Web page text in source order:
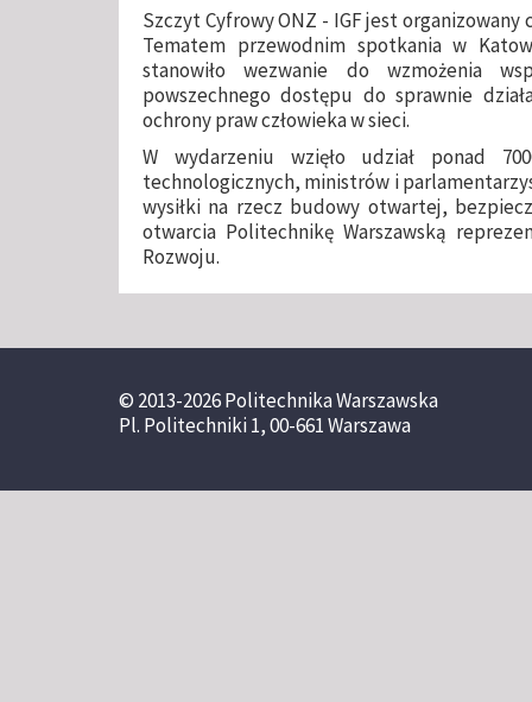
Szczyt Cyfrowy ONZ - IGF jest
Tematem przewodnim spotkania w
stanowiło wezwanie do wzmożenia
powszechnego dostępu do sprawnie
ochrony praw człowieka w sieci.
W wydarzeniu wzięło udział ponad
technologicznych, ministrów i
wysiłki na rzecz budowy otwartej,
otwarcia Politechnikę Warszawską
Rozwoju.
© 2013-2026 Politechnika Warszawska
Pl. Politechniki 1, 00-661 Warszawa